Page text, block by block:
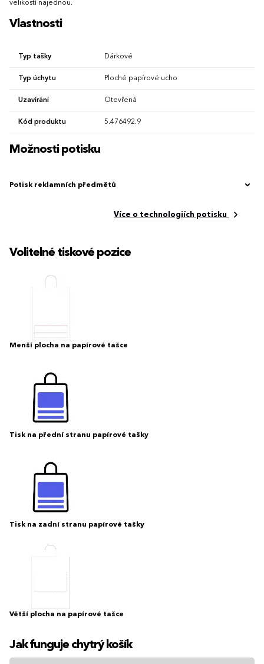
velikostí najednou.
Vlastnosti
Typ tašky Dárkové
Typ úchytu Ploché papírové ucho
Uzavírání Otevřená
Kód produktu 5.476492.9
Možnosti potisku
Potisk reklamních předmětů
Více o technologiích potisku
Volitelné tiskové pozice
Menší plocha na papírové tašce
Tisk na přední stranu papírové tašky
Tisk na zadní stranu papírové tašky
Větší plocha na papírové tašce
Jak funguje chytrý košík